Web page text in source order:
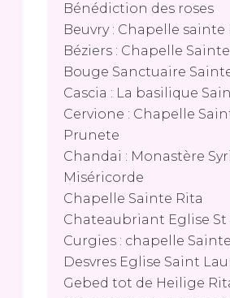
Bénédiction des roses
Beuvry : Chapelle sainte
Béziers : Chapelle
Bouge Sanctuaire
Cascia : La basilique
Cervione : Chapelle
Prunete
Chandai : Monastère
Miséricorde
Chapelle Sainte Rita
Chateaubriant Eglise St
Curgies : chapelle
Desvres Eglise Saint
Gebed tot de Heilige